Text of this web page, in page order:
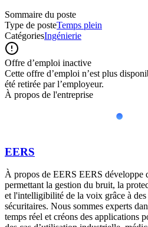
Sommaire du poste
Type de posteTemps plein
CatégoriesIngénierie
Offre d’emploi inactive
Cette offre d’emploi n’est plus
été retirée par l’employeur.
À propos de l'entreprise
EERS
À propos de EERS EERS développe
permettant la gestion du bruit, la
et l'intelligibilité de la voix grâce à
sécuritaires. Nous sommes experts
temps réel et créons des applications